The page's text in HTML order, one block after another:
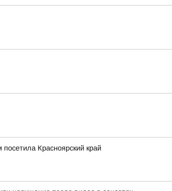
Красноярский край